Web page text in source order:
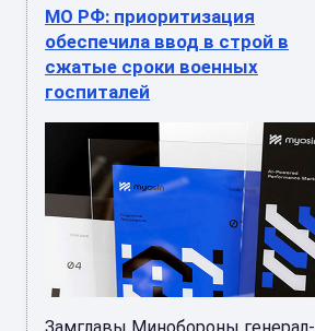
МО РФ: приоритизация
обеспечила ввод в строй в
сжатые сроки военных
госпиталей